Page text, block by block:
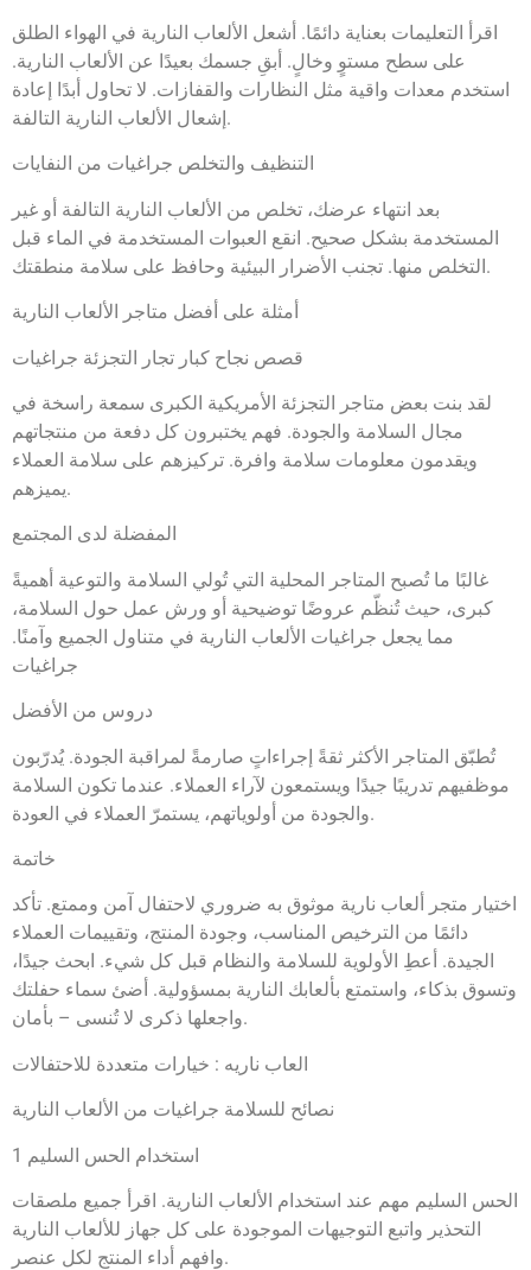
اقرأ التعليمات بعناية دائمًا. أشعل الألعاب النارية في الهواء الطلق
على سطح مستوٍ وخالٍ. أبقِ جسمك بعيدًا عن الألعاب النارية.
استخدم معدات واقية مثل النظارات والقفازات. لا تحاول أبدًا إعادة
إشعال الألعاب النارية التالفة.
التنظيف والتخلص جراغيات من النفايات
بعد انتهاء عرضك، تخلص من الألعاب النارية التالفة أو غير
المستخدمة بشكل صحيح. انقع العبوات المستخدمة في الماء قبل
التخلص منها. تجنب الأضرار البيئية وحافظ على سلامة منطقتك.
أمثلة على أفضل متاجر الألعاب النارية
قصص نجاح كبار تجار التجزئة جراغيات
لقد بنت بعض متاجر التجزئة الأمريكية الكبرى سمعة راسخة في
مجال السلامة والجودة. فهم يختبرون كل دفعة من منتجاتهم
ويقدمون معلومات سلامة وافرة. تركيزهم على سلامة العملاء
يميزهم.
المفضلة لدى المجتمع
غالبًا ما تُصبح المتاجر المحلية التي تُولي السلامة والتوعية أهميةً
كبرى، حيث تُنظّم عروضًا توضيحية أو ورش عمل حول السلامة،
مما يجعل جراغيات الألعاب النارية في متناول الجميع وآمنًا.
جراغيات
دروس من الأفضل
تُطبّق المتاجر الأكثر ثقةً إجراءاتٍ صارمةً لمراقبة الجودة. يُدرّبون
موظفيهم تدريبًا جيدًا ويستمعون لآراء العملاء. عندما تكون السلامة
والجودة من أولوياتهم، يستمرّ العملاء في العودة.
خاتمة
اختيار متجر ألعاب نارية موثوق به ضروري لاحتفال آمن وممتع. تأكد
دائمًا من الترخيص المناسب، وجودة المنتج، وتقييمات العملاء
الجيدة. أعطِ الأولوية للسلامة والنظام قبل كل شيء. ابحث جيدًا،
وتسوق بذكاء، واستمتع بألعابك النارية بمسؤولية. أضئ سماء حفلتك
واجعلها ذكرى لا تُنسى – بأمان.
نصائح للسلامة جراغيات من الألعاب النارية
1 استخدام الحس السليم
الحس السليم مهم عند استخدام الألعاب النارية. اقرأ جميع ملصقات
التحذير واتبع التوجيهات الموجودة على كل جهاز للألعاب النارية
وافهم أداء المنتج لكل عنصر.